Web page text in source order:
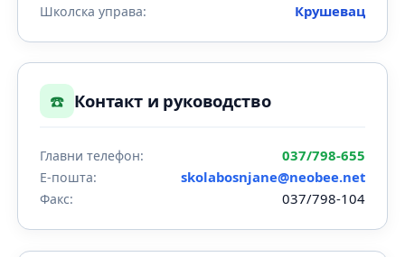
Школска управа: Крушевац
☎️ Контакт и руководство
Главни телефон: 037/798-655
Е-пошта: skolabosnjane@neobee.net
Факс: 037/798-104